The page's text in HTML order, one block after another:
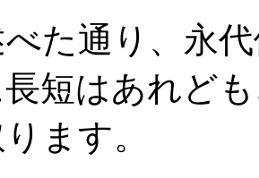
べた通り、永
短はあれど
ます。